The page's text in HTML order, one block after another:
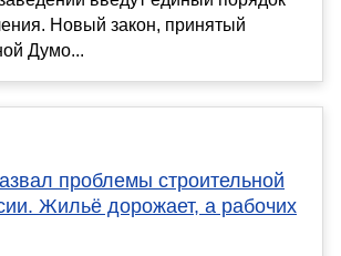
Новый закон, принятый
Думо...
проблемы строительной
Жильё дорожает, а рабочих